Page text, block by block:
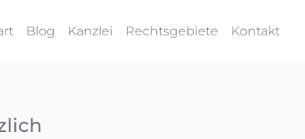
Blog Kanzlei Rechtsgebiete Kontakt